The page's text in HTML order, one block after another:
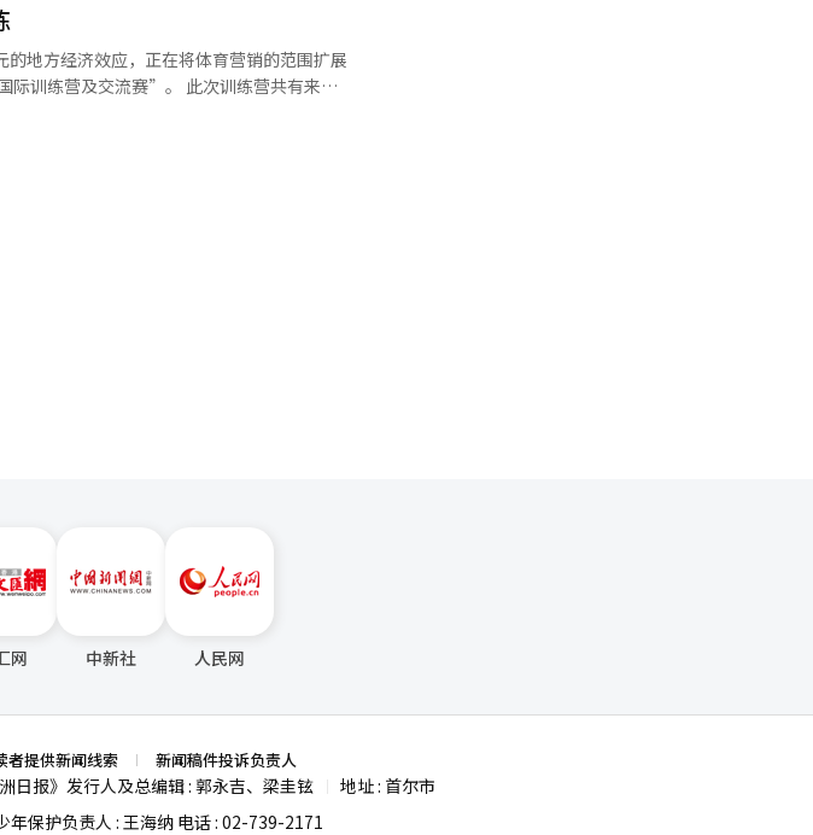
务员、相关机构
的典范。 当天的活动中，青道
两市间的合作扩大方案，并参与故乡爱心捐
成果，我感到非常有意义。” 他还强
对市民有益的实质性合作项目，打造区域与
地方经济效应，正在将体育营销的范围扩展
30名中国运动员的家长，共计878人正在强
景点和传统市场，预计消费将扩展到地方商
、白莲寺、兵营城和哈梅尔纪念馆，体验当
网 中新社 人民网
者提供新闻线索 新闻稿件投诉负责人
洲日报》发行人及总编辑 : 郭永吉、梁圭铉
地址 : 首尔市
年保护负责人 : 王海纳 电话 : 02-739-2171